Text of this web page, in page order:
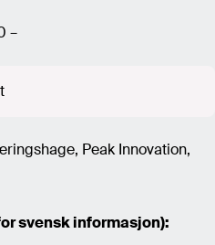
–
Peak Innovation,
svensk informasjon):